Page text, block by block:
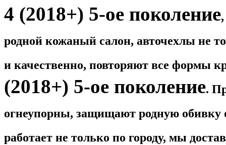
4 (2018+) 5-ое поколение
родной кожаный салон, авточехлы не
и качественно, повторяют все формы
(2018+) 5-ое поколение.
огнеупорны, защищают родную обивку
работает не только по городу, мы